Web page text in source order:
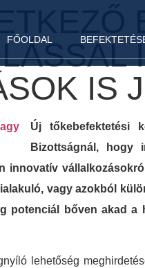
FŐOLDAL
IS
Új tőkebefektetési
Bizottságnál, hogy
innovatív
vagy azokból
potenciál bőven akad
lehetőség